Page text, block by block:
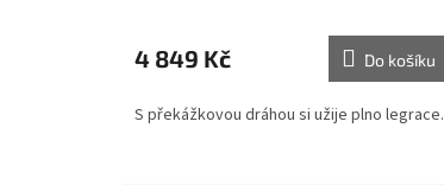
4 849 Kč Do košíku
S překážkovou dráhou si užije plno legrace.